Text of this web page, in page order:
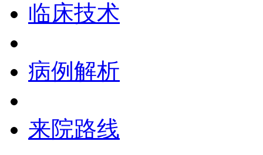
临床技术
病例解析
来院路线